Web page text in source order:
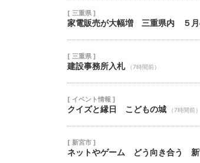
[ 三重県 ]
家電販売が大幅増 三重県内 ５月
[ 三重県 ]
建設事務所入札 （7時間前）
[ イベント情報 ]
クイズと縁日 こどもの城 （7時間前）
[ 新宮市 ]
ネットやゲーム どう向き合う